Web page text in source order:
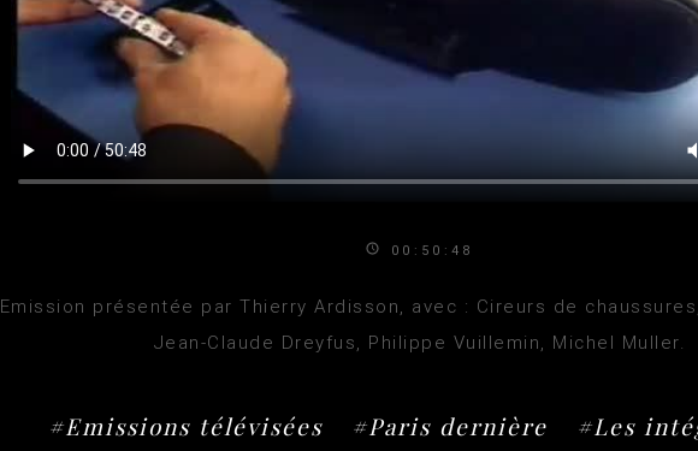
00:50:48
Emission présentée par Thierry Ardisson, avec : Cireurs de
Jean-Claude Dreyfus, Philippe Vuillemin, Michel Muller.
#Emissions télévisées #Paris dernière #Les